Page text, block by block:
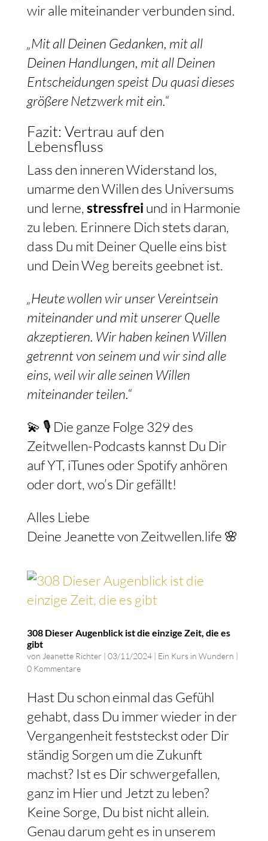
wir alle miteinander verbunden sind.
„Mit all Deinen Gedanken, mit all
Deinen Handlungen, mit all Deinen
Entscheidungen speist Du quasi dieses
größere Netzwerk mit ein.“
Fazit: Vertrau auf den
Lebensfluss
Lass den inneren Widerstand los,
umarme den Willen des Universums
und lerne, stressfrei und in Harmonie
zu leben. Erinnere Dich stets daran,
dass Du mit Deiner Quelle eins bist
und Dein Weg bereits geebnet ist.
„Heute wollen wir unser Vereintsein
miteinander und mit unserer Quelle
akzeptieren. Wir haben keinen Willen
getrennt von seinem und wir sind alle
eins, weil wir alle seinen Willen
miteinander teilen.“
💫 🎙️ Die ganze Folge 329 des
Zeitwellen-Podcasts kannst Du Dir
auf YT, iTunes oder Spotify anhören
oder dort, wo’s Dir gefällt!
Alles Liebe
Deine Jeanette von Zeitwellen.life 🌸
308 Dieser Augenblick ist die einzige Zeit, die es
gibt
von Jeanette Richter | 03/11/2024| Ein Kurs in Wundern |
0 Kommentare
Hast Du schon einmal das Gefühl
gehabt, dass Du immer wieder in der
Vergangenheit feststeckst oder Dir
ständig Sorgen um die Zukunft
machst? Ist es Dir schwergefallen,
ganz im Hier und Jetzt zu leben?
Keine Sorge, Du bist nicht allein.
Genau darum geht es in unserem